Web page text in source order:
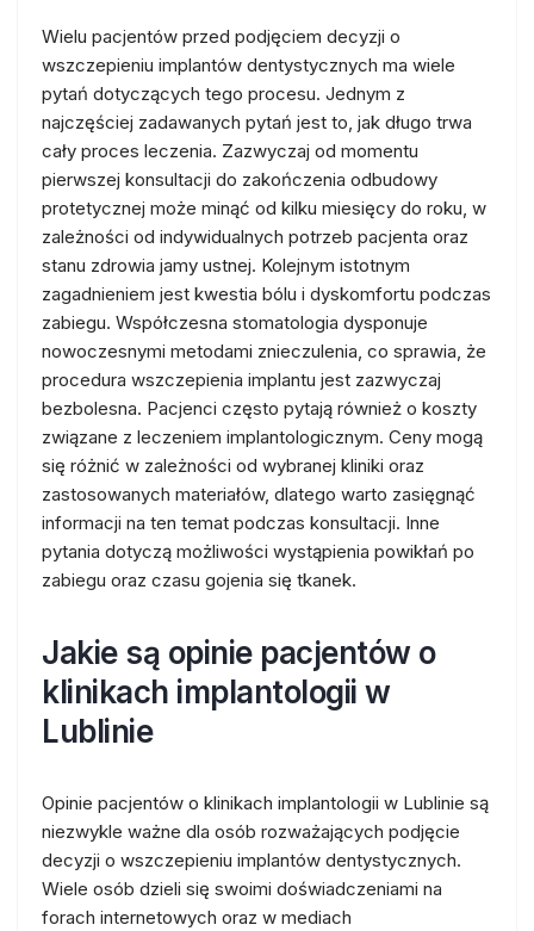
Wielu pacjentów przed podjęciem decyzji o
wszczepieniu implantów dentystycznych ma wiele
pytań dotyczących tego procesu. Jednym z
najczęściej zadawanych pytań jest to, jak długo trwa
cały proces leczenia. Zazwyczaj od momentu
pierwszej konsultacji do zakończenia odbudowy
protetycznej może minąć od kilku miesięcy do roku, w
zależności od indywidualnych potrzeb pacjenta oraz
stanu zdrowia jamy ustnej. Kolejnym istotnym
zagadnieniem jest kwestia bólu i dyskomfortu podczas
zabiegu. Współczesna stomatologia dysponuje
nowoczesnymi metodami znieczulenia, co sprawia, że
procedura wszczepienia implantu jest zazwyczaj
bezbolesna. Pacjenci często pytają również o koszty
związane z leczeniem implantologicznym. Ceny mogą
się różnić w zależności od wybranej kliniki oraz
zastosowanych materiałów, dlatego warto zasięgnąć
informacji na ten temat podczas konsultacji. Inne
pytania dotyczą możliwości wystąpienia powikłań po
zabiegu oraz czasu gojenia się tkanek.
Jakie są opinie pacjentów o
klinikach implantologii w
Lublinie
Opinie pacjentów o klinikach implantologii w Lublinie są
niezwykle ważne dla osób rozważających podjęcie
decyzji o wszczepieniu implantów dentystycznych.
Wiele osób dzieli się swoimi doświadczeniami na
forach internetowych oraz w mediach